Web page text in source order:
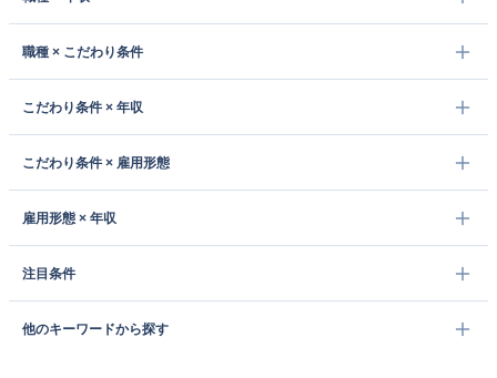
職種 × こだわり条件
こだわり条件 × 年収
こだわり条件 × 雇用形態
雇用形態 × 年収
注目条件
他のキーワードから探す